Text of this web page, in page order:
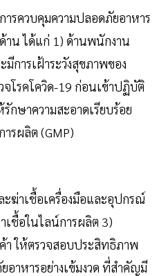
รควบคุมความปลอดภัยอาหาร
ด้าน ได้แก่ 1) ด้านพนักงาน
การเฝ้าระวังสุขภาพของ
จโรคโควิด-19 ก่อนเข้าปฏิบัติ
กษาความสะอาดเรียบร้อย
รผลิต (GMP)
ะฆ่าเชื้อเครื่องมือและอุปกรณ์
เชื้อในไลน์การผลิต 3)
า ให้ตรวจสอบประสิทธิภาพ
อาหารอย่างเข้มงวด ที่สำคัญมี